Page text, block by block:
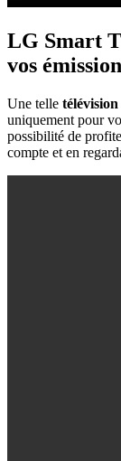
LG Smart
vos
Une telle télévision
uniquement pour
possibilité de
compte et en